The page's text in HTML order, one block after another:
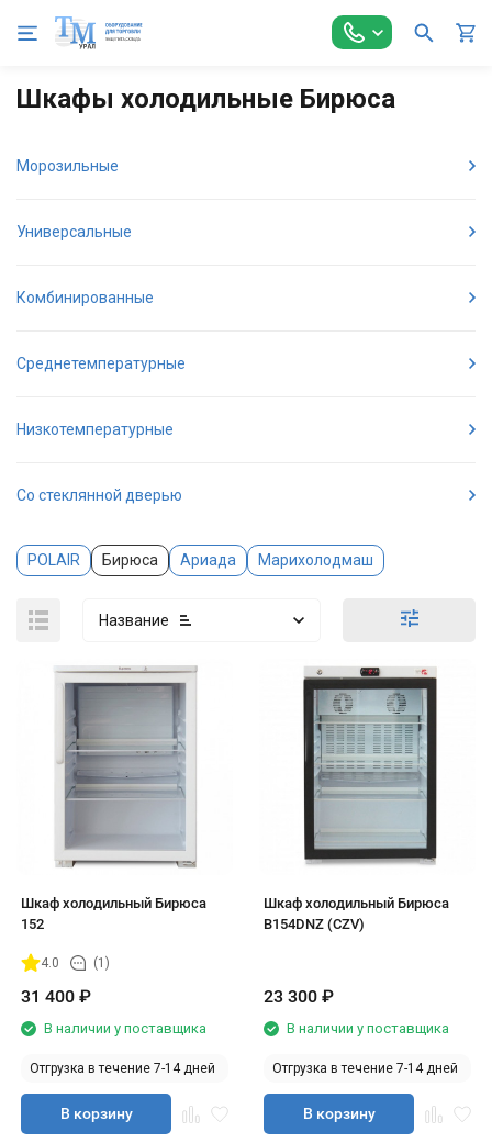
Главная Холодильное оборудование Шкафы холодильные
Шкафы холодильные Бирюса
Морозильные
Универсальные
Комбинированные
Среднетемпературные
Низкотемпературные
Со стеклянной дверью
POLAIR Бирюса Ариада Марихолодмаш
Название
Шкаф холодильный Бирюса
152
4.0 (1)
31 400 ₽
В наличии у поставщика
Отгрузка в течение 7-14 дней
В корзину
Шкаф холодильный Бирюса
B154DNZ (CZV)
23 300 ₽
В наличии у поставщика
Отгрузка в течение 7-14 дней
В корзину